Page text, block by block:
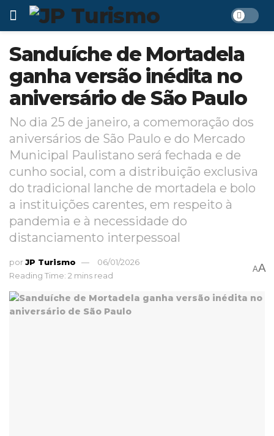
Sanduíche de Mortadela
ganha versão inédita no
aniversário de São Paulo
No dia 25 de janeiro, a comemoração dos
aniversários de São Paulo e do Mercado
Municipal Paulistano será fechada e de
cunho social, com a distribuição exclusiva
do tradicional lanche de mortadela e bolo
a instituições carentes, em respeito à
pandemia e à necessidade do
distanciamento interpessoal
porJP Turismo
06/01/2026
Reading Time: 2 mins read
AA